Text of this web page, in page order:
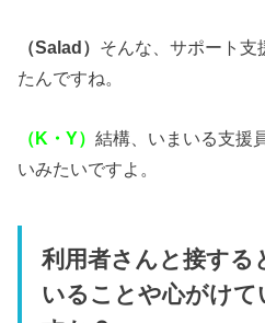
（Salad） そんな、サポート支
たんですね。
（K・Y）結構、いまいる支援
いみたいですよ。
利用者さんと接する
いることや心がけ